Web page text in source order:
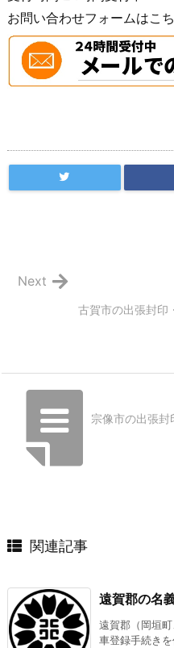
お問い合わせフォームはこ
古賀市の出張封印
Next
宗像市の出張封
関連記事
遠賀郡の名
遠賀郡（岡垣
車登録手続き